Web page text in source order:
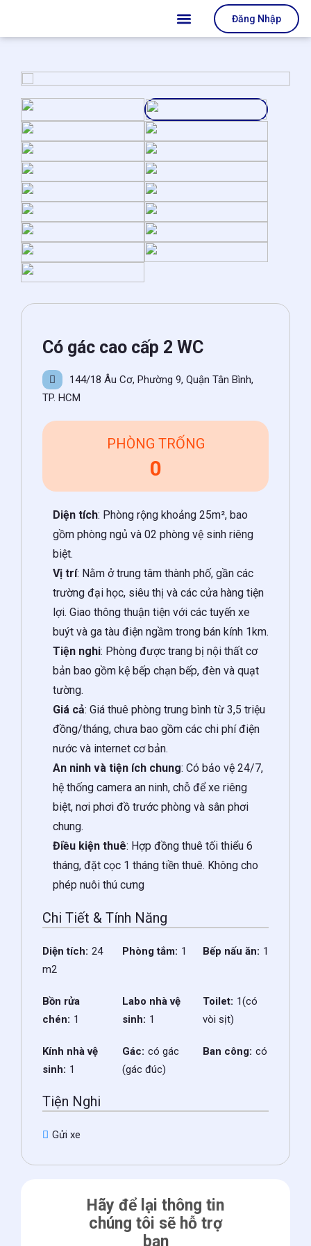
Đăng Nhập
Có gác cao cấp 2 WC
144/18 Âu Cơ, Phường 9, Quận Tân Bình,
TP. HCM
PHÒNG TRỐNG
0
Diện tích: Phòng rộng khoảng 25m², bao
gồm phòng ngủ và 02 phòng vệ sinh riêng
biệt.
Vị trí: Nằm ở trung tâm thành phố, gần các
trường đại học, siêu thị và các cửa hàng tiện
lợi. Giao thông thuận tiện với các tuyến xe
buýt và ga tàu điện ngầm trong bán kính 1km.
Tiện nghi: Phòng được trang bị nội thất cơ
bản bao gồm kệ bếp chạn bếp, đèn và quạt
tường.
Giá cả: Giá thuê phòng trung bình từ 3,5 triệu
đồng/tháng, chưa bao gồm các chi phí điện
nước và internet cơ bản.
An ninh và tiện ích chung: Có bảo vệ 24/7,
hệ thống camera an ninh, chỗ để xe riêng
biệt, nơi phơi đồ trước phòng và sân phơi
chung.
Điều kiện thuê: Hợp đồng thuê tối thiểu 6
tháng, đặt cọc 1 tháng tiền thuê. Không cho
phép nuôi thú cưng
Chi Tiết & Tính Năng
Diện tích: 24
m2
Phòng tắm: 1 Bếp nấu ăn: 1
Bồn rửa
chén: 1
Labo nhà vệ
sinh: 1
Toilet: 1(có
vòi sịt)
Kính nhà vệ
sinh: 1
Gác: có gác
(gác đúc)
Ban công: có
Tiện Nghi
Gửi xe
Hãy để lại thông tin
chúng tôi sẽ hỗ trợ
bạn